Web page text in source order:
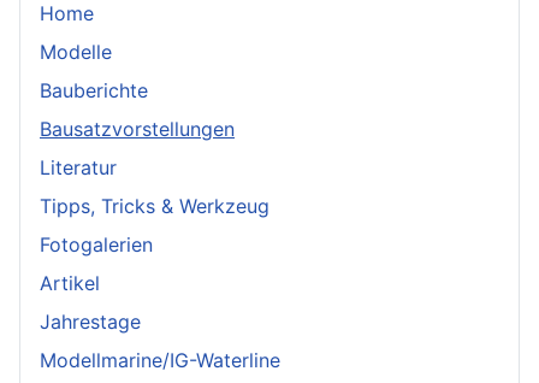
Home
Modelle
Bauberichte
Bausatzvorstellungen
Literatur
Tipps, Tricks & Werkzeug
Fotogalerien
Artikel
Jahrestage
Modellmarine/IG-Waterline